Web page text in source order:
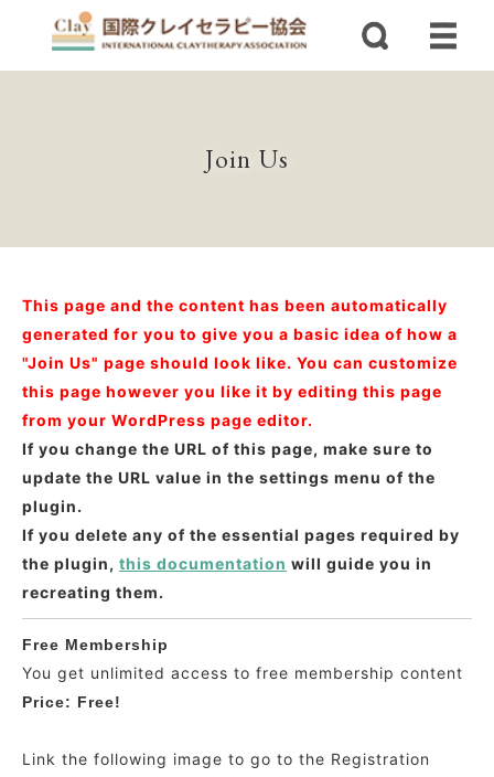
Join Us
This page and the content has been automatically
generated for you to give you a basic idea of how a
"Join Us" page should look like. You can customize
this page however you like it by editing this page
from your WordPress page editor.
If you change the URL of this page, make sure to
update the URL value in the settings menu of the
plugin.
If you delete any of the essential pages required by
the plugin, this documentation will guide you in
recreating them.
Free Membership
You get unlimited access to free membership content
Price: Free!
Link the following image to go to the Registration